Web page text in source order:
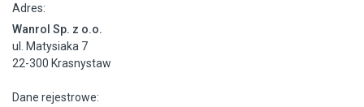
Adres:
Wanrol Sp. z o.o.
ul. Matysiaka 7
22-300 Krasnystaw
Dane rejestrowe: